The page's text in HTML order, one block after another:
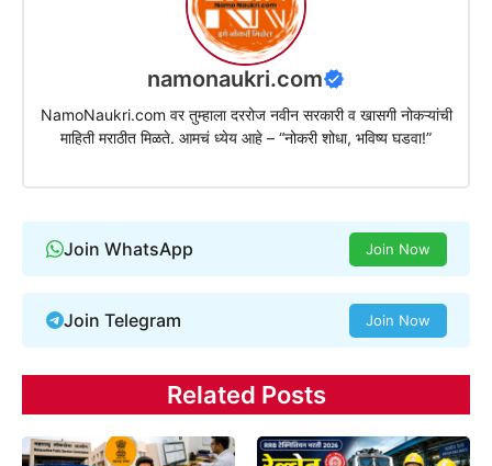
namonaukri.com
NamoNaukri.com वर तुम्हाला दररोज नवीन सरकारी व खासगी नोकऱ्यांची
माहिती मराठीत मिळते. आमचं ध्येय आहे – “नोकरी शोधा, भविष्य घडवा!”
Join WhatsApp Join Now
Join Telegram Join Now
Related Posts